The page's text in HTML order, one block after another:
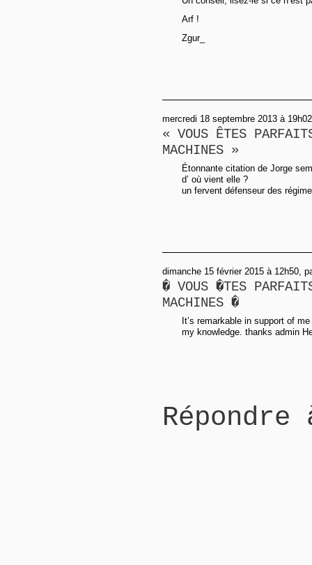
Arf !
Zgur_
mercredi 18 septembre 2013 à
« VOUS ÊTES
MACHINES »
Étonnante citation de Jorge
d’ où vient elle ?
un fervent défenseur des
dimanche 15 février 2015 à 12h50,
� VOUS �TES
MACHINES �
It’s remarkable in support of
my knowledge. thanks admin